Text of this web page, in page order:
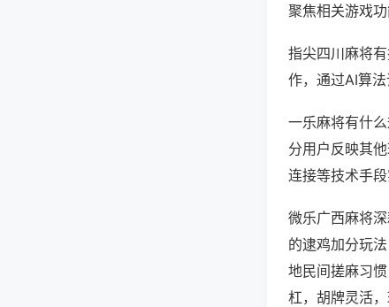
聚焦相关游戏功
指尖四川麻将
作，通过AI算法
一乐麻将有什
分用户反映其
连接等技术手段
微乐广西麻将
的逮鸡加分玩
地民间搓麻习
杠，胡牌灵活